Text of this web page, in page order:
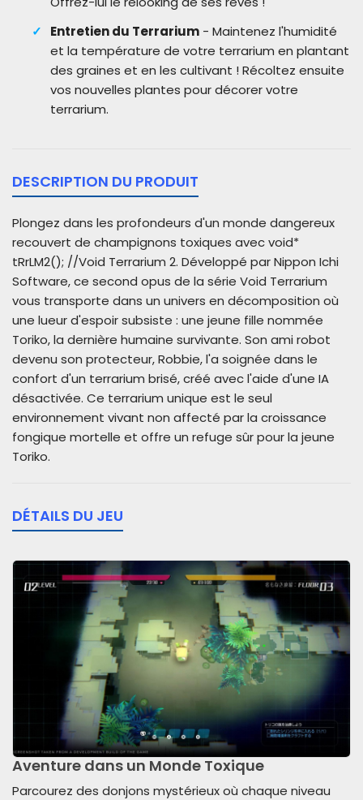
Entretien du Terrarium- Maintenez l'humidité
et la température de votre terrarium en plantant
des graines et en les cultivant ! Récoltez ensuite
vos nouvelles plantes pour décorer votre
terrarium.
DESCRIPTION DU PRODUIT
Plongez dans les profondeurs d'un monde dangereux
recouvert de champignons toxiques avec void*
tRrLM2(); //Void Terrarium 2. Développé par Nippon Ichi
Software, ce second opus de la série Void Terrarium
vous transporte dans un univers en décomposition où
une lueur d'espoir subsiste : une jeune fille nommée
Toriko, la dernière humaine survivante. Son ami robot
devenu son protecteur, Robbie, l'a soignée dans le
confort d'un terrarium brisé, créé avec l'aide d'une IA
désactivée. Ce terrarium unique est le seul
environnement vivant non affecté par la croissance
fongique mortelle et offre un refuge sûr pour la jeune
Toriko.
DÉTAILS DU JEU
Aventure dans un Monde Toxique
Parcourez des donjons mystérieux où chaque niveau